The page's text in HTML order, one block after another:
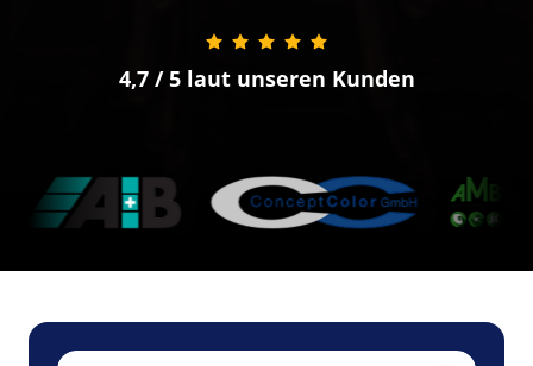
4,7 / 5 laut unseren Kunden